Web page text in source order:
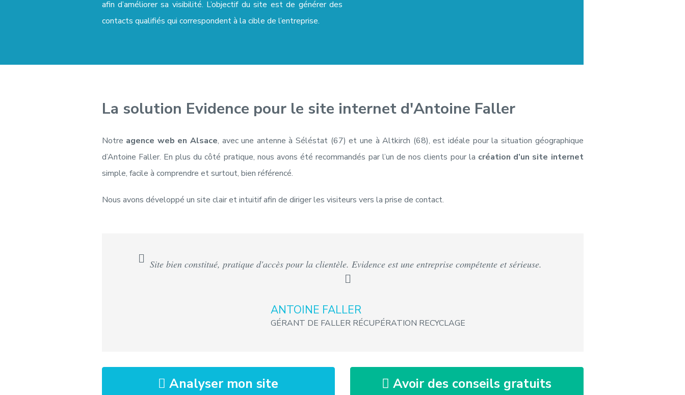
c'est simple.
Il suffit d'avoir des conseils
afin d’améliorer sa visibilité. L’objectif du site est de générer des
contacts qualifiés qui correspondent à la cible de l’entreprise.
La solution Evidence pour le site internet d'Antoine Faller
Notre agence web en Alsace, avec une antenne à Séléstat (67) et une à Altkirch (68), est idéale pour la situation géographique
d’Antoine Faller. En plus du côté pratique, nous avons été recommandés par l’un de nos clients pour la création d’un site internet
simple, facile à comprendre et surtout, bien référencé.
Nous avons développé un site clair et intuitif afin de diriger les visiteurs vers la prise de contact.
Site bien constitué, pratique d'accès pour la clientèle. Evidence est une entreprise compétente et sérieuse.
ANTOINE FALLER
GÉRANT DE FALLER RÉCUPÉRATION RECYCLAGE
Analyser mon site Avoir des conseils gratuits